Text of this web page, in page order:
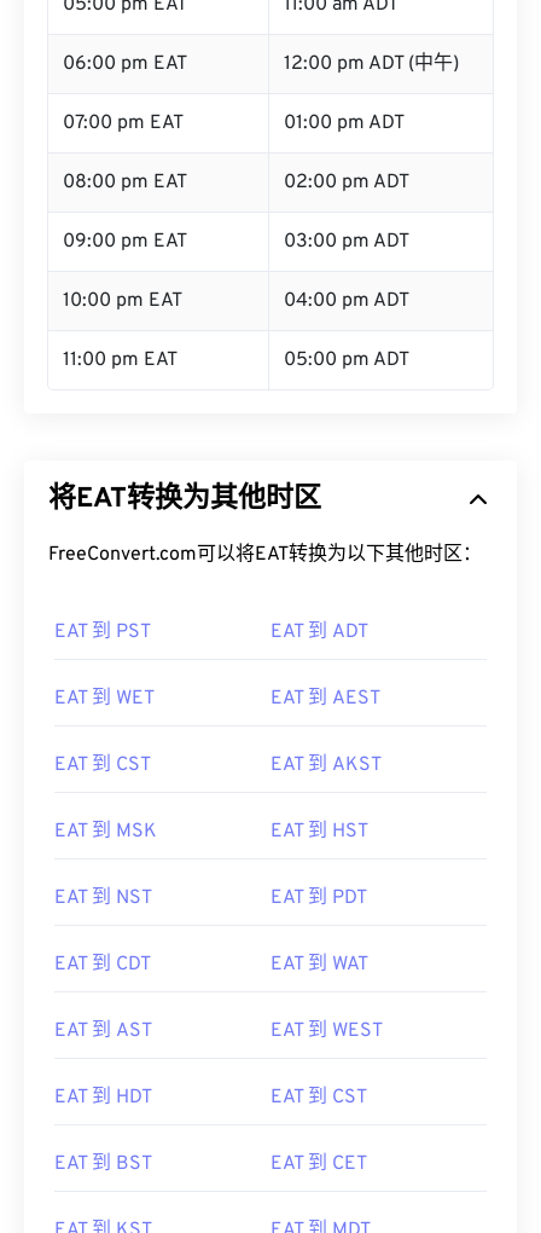
05:00 pm EAT 11:00 am ADT
06:00 pm EAT 12:00 pm ADT (中午)
07:00 pm EAT 01:00 pm ADT
08:00 pm EAT 02:00 pm ADT
09:00 pm EAT 03:00 pm ADT
10:00 pm EAT 04:00 pm ADT
11:00 pm EAT 05:00 pm ADT
将EAT转换为其他时区
FreeConvert.com可以将EAT转换为以下其他时区：
EAT 到 PST EAT 到 ADT
EAT 到 WET EAT 到 AEST
EAT 到 CST EAT 到 AKST
EAT 到 MSK EAT 到 HST
EAT 到 NST EAT 到 PDT
EAT 到 CDT EAT 到 WAT
EAT 到 AST EAT 到 WEST
EAT 到 HDT EAT 到 CST
EAT 到 BST EAT 到 CET